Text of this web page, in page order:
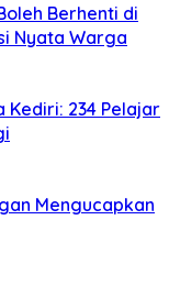
Berhenti di
Nyata Warga
234 Pelajar
Mengucapkan